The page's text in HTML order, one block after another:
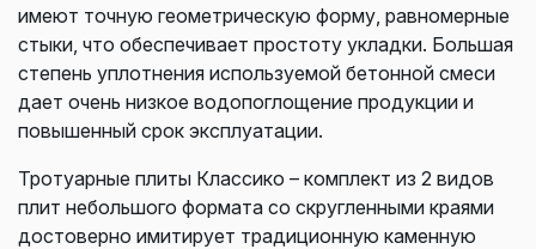
имеют точную геометрическую форму, равномерные
стыки, что обеспечивает простоту укладки. Большая
степень уплотнения используемой бетонной смеси
дает очень низкое водопоглощение продукции и
повышенный срок эксплуатации.
Тротуарные плиты Классико – комплект из 2 видов
плит небольшого формата со скругленными краями
достоверно имитирует традиционную каменную